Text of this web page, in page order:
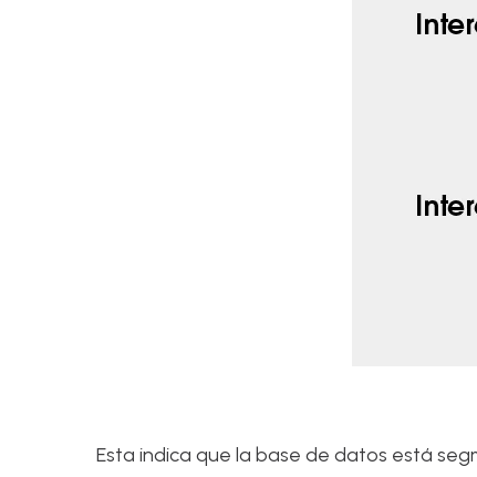
Esta indica que la base de datos está